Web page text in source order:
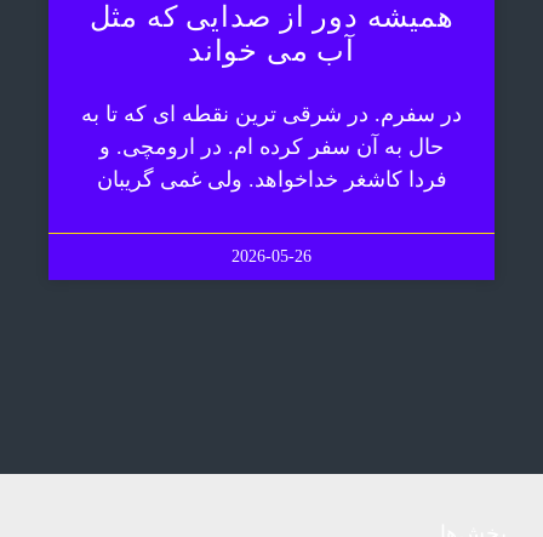
همیشه دور از صدایی که مثل
آب می خواند
در سفرم. در شرقی ترین نقطه ای که تا به
حال به آن سفر کرده ام. در ارومچی. و
فردا کاشغر خداخواهد. ولی غمی گریبان
2026-05-26